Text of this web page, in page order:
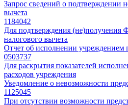
Запрос сведений о подтверждении
вычета
1184042
Для подтверждения (не)получения
налогового вычета
Отчет об исполнении
0503737
Для раскрытия показателей
расходов учреждения
Уведомление о невозможности
1125045
При отсутствии возможности